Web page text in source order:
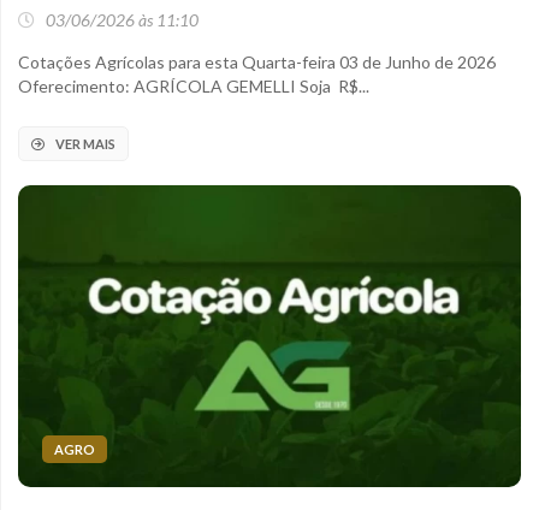
03/06/2026 às 11:10
Cotações Agrícolas para esta Quarta-feira 03 de Junho de 2026
Oferecimento: AGRÍCOLA GEMELLI Soja R$...
VER MAIS
AGRO